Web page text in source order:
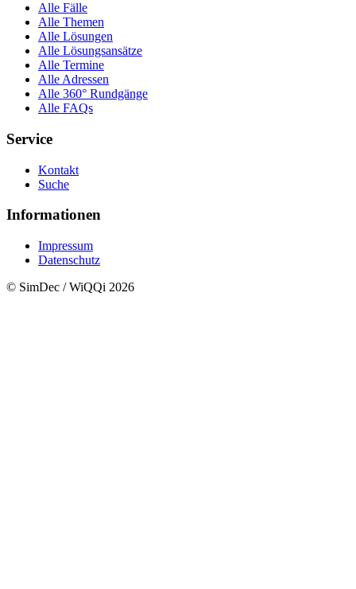
Alle Fälle
Alle Themen
Alle Lösungen
Alle Lösungsansätze
Alle Termine
Alle Adressen
Alle 360° Rundgänge
Alle FAQs
Service
Kontakt
Suche
Informationen
Impressum
Datenschutz
© SimDec / WiQQi 2026